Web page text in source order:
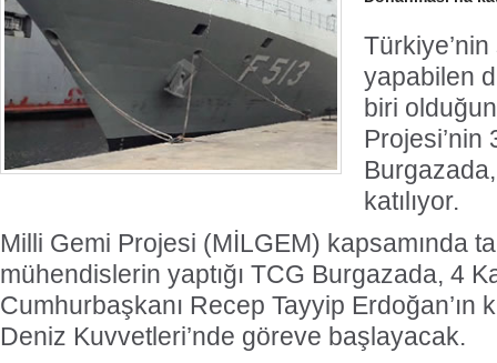
yapabilen
biri
Projesi’nin
katılıyor.
Milli Gemi Projesi (MİLGEM) kapsamında
mühendislerin yaptığı TCG Burgazada, 4
Cumhurbaşkanı Recep Tayyip Erdoğan’ın
Deniz Kuvvetleri’nde göreve başlayacak.